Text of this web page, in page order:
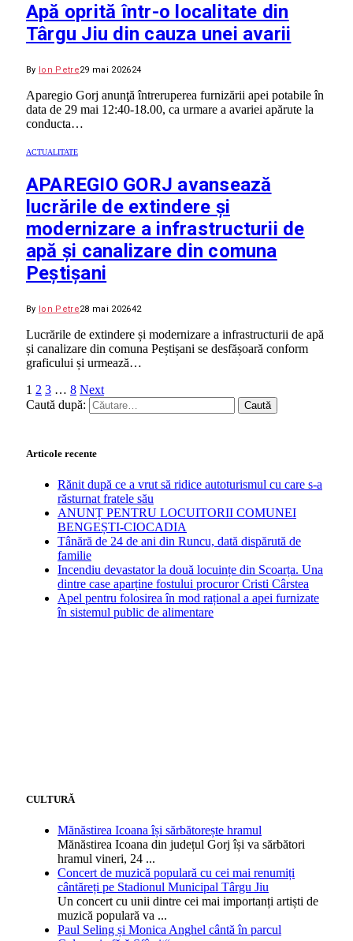
Apă oprită într-o localitate din
Târgu Jiu din cauza unei avarii
By Ion Petre29 mai 202624
Aparegio Gorj anunţă întreruperea furnizării apei potabile în
data de 29 mai 12:40-18.00, ca urmare a avariei apărute la
conducta…
ACTUALITATE
APAREGIO GORJ avansează
lucrările de extindere și
modernizare a infrastructurii de
apă și canalizare din comuna
Peștișani
By Ion Petre28 mai 202642
Lucrările de extindere și modernizare a infrastructurii de apă
și canalizare din comuna Peștișani se desfășoară conform
graficului și urmează…
1 2 3 … 8 Next
Caută după:
Articole recente
Rănit după ce a vrut să ridice autoturismul cu care s-a
răsturnat fratele său
ANUNȚ PENTRU LOCUITORII COMUNEI
BENGEȘTI-CIOCADIA
Tânără de 24 de ani din Runcu, dată dispărută de
familie
Incendiu devastator la două locuințe din Scoarța. Una
dintre case aparține fostului procuror Cristi Cârstea
Apel pentru folosirea în mod rațional a apei furnizate
în sistemul public de alimentare
CULTURĂ
Mănăstirea Icoana își sărbătorește hramul
Mănăstirea Icoana din județul Gorj își va sărbători
hramul vineri, 24 ...
Concert de muzică populară cu cei mai renumiți
cântăreți pe Stadionul Municipal Târgu Jiu
Un concert cu unii dintre cei mai importanți artiști de
muzică populară va ...
Paul Seling și Monica Anghel cântă în parcul